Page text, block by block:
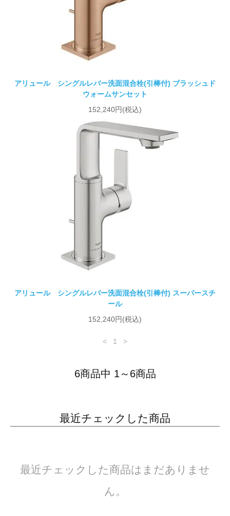
アリュール シングルレバー洗面混合栓(引棒付) ブラッシュド
ウォームサンセット
152,240円(税込)
アリュール シングルレバー洗面混合栓(引棒付) スーパースチ
ール
152,240円(税込)
< 1 >
6商品中 1～6商品
最近チェックした商品
最近チェックした商品はまだありませ
ん。